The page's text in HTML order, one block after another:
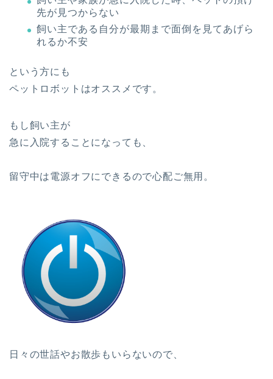
先が見つからない
飼い主である自分が最期まで面倒を見てあげら
れるか不安
という方にも
ペットロボットはオススメです。
もし飼い主が
急に入院することになっても、
留守中は電源オフにできるので心配ご無用。
日々の世話やお散歩もいらないので、